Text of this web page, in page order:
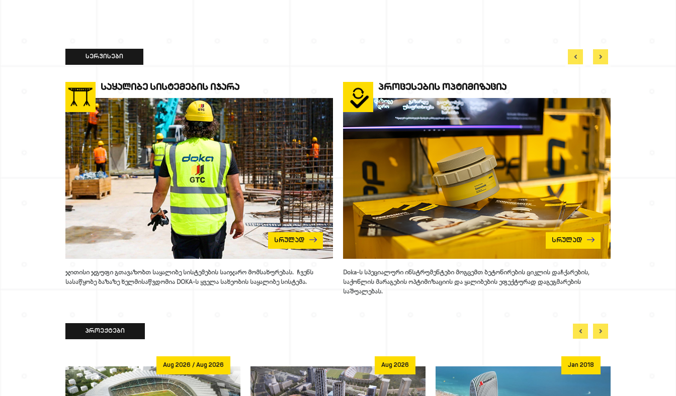
ᲡᲔᲠᲕᲘᲡᲔᲑᲘ
ᲡᲐᲧᲐᲚᲘᲑᲔ ᲡᲘᲡᲢᲔᲛᲔᲑᲘᲡ ᲘᲯᲐᲠᲐ
Სრულად
ჯითისი ჯგუფი გთავაზობთ საყალიბე სისტემების საიჯარო მომსახურებას. ჩვენს
სასაწყობე ბაზაზე ხელმისაწვდომია DOKA-ს ყველა სახეობის საყალიბე სისტემა.
ᲞᲠᲝᲪᲔᲡᲔᲑᲘᲡ ᲝᲞᲢᲘᲛᲘᲖᲐᲪᲘᲐ
Სრულად
Doka-ს სპეციალური ინსტრუმენტები მოგცემთ ბეტონირების ციკლის დაჩქარების,
საქონლის მარაგების ოპტიმიზაციის და ყალიბების ეფექტურად დაგეგმარების
საშუალებას.
ᲞᲠᲝᲔᲥᲢᲔᲑᲘ
Aug 2026 / Aug 2026 Aug 2026 Jan 2018